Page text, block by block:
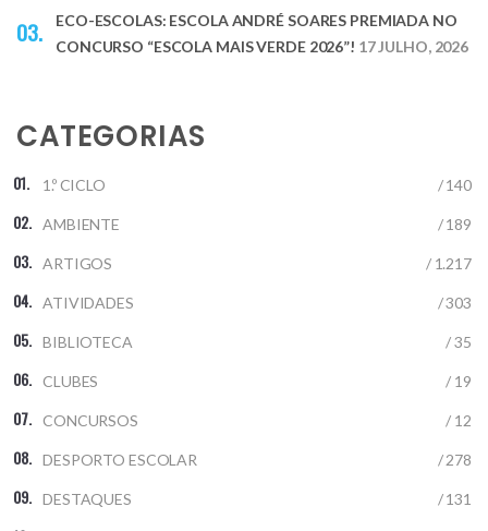
ECO-ESCOLAS: ESCOLA ANDRÉ SOARES PREMIADA NO
CONCURSO “ESCOLA MAIS VERDE 2026”! 17 JULHO, 2026
CATEGORIAS
1.º CICLO / 140
AMBIENTE / 189
ARTIGOS / 1.217
ATIVIDADES / 303
BIBLIOTECA / 35
CLUBES / 19
CONCURSOS / 12
DESPORTO ESCOLAR / 278
DESTAQUES / 131